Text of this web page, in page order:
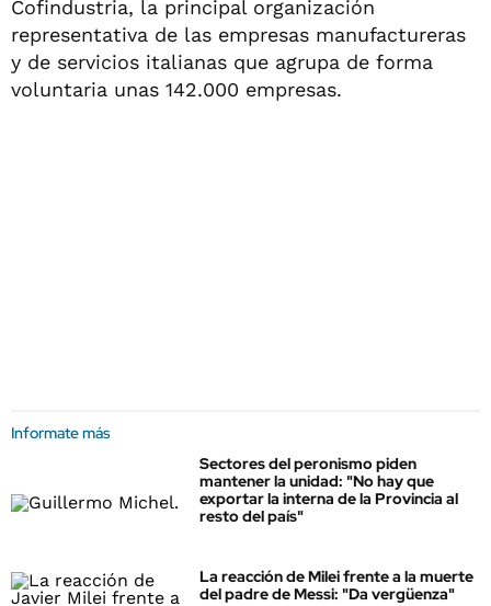
Cofindustria, la principal organización
representativa de las empresas manufactureras
y de servicios italianas que agrupa de forma
voluntaria unas 142.000 empresas.
Informate más
Sectores del peronismo piden
mantener la unidad: "No hay que
exportar la interna de la Provincia al
resto del país"
La reacción de Milei frente a la muerte
del padre de Messi: "Da vergüenza"